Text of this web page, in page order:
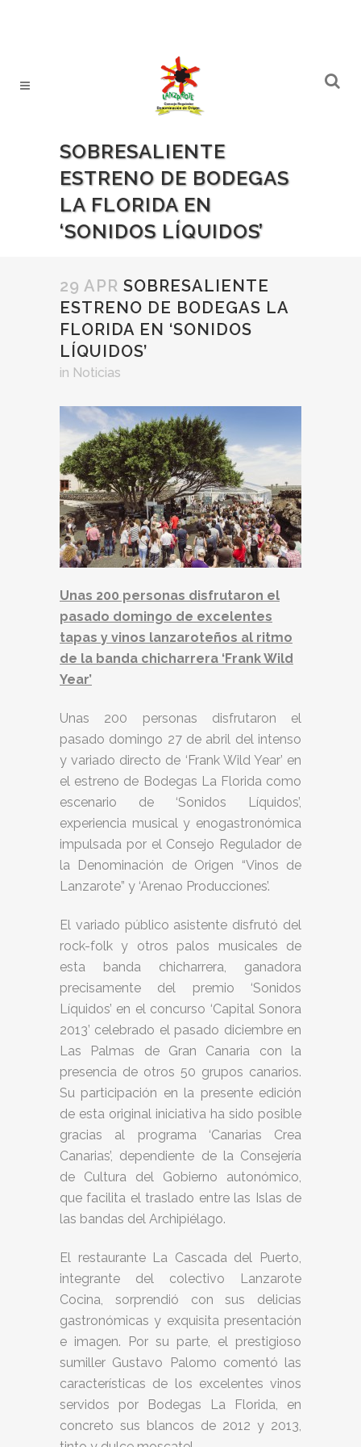
SOBRESALIENTE
ESTRENO DE BODEGAS
LA FLORIDA EN
‘SONIDOS LÍQUIDOS’
29 APR SOBRESALIENTE
ESTRENO DE BODEGAS LA
FLORIDA EN ‘SONIDOS
LÍQUIDOS’
in Noticias
Unas 200 personas disfrutaron el
pasado domingo de excelentes
tapas y vinos lanzaroteños al ritmo
de la banda chicharrera ‘Frank Wild
Year’
Unas 200 personas disfrutaron el
pasado domingo 27 de abril del intenso
y variado directo de ‘Frank Wild Year’ en
el estreno de Bodegas La Florida como
escenario de ‘Sonidos Líquidos’,
experiencia musical y enogastronómica
impulsada por el Consejo Regulador de
la Denominación de Origen “Vinos de
Lanzarote” y ‘Arenao Producciones’.
El variado público asistente disfrutó del
rock-folk y otros palos musicales de
esta banda chicharrera, ganadora
precisamente del premio ‘Sonidos
Líquidos’ en el concurso ‘Capital Sonora
2013’ celebrado el pasado diciembre en
Las Palmas de Gran Canaria con la
presencia de otros 50 grupos canarios.
Su participación en la presente edición
de esta original iniciativa ha sido posible
gracias al programa ‘Canarias Crea
Canarias’, dependiente de la Consejería
de Cultura del Gobierno autonómico,
que facilita el traslado entre las Islas de
las bandas del Archipiélago.
El restaurante La Cascada del Puerto,
integrante del colectivo Lanzarote
Cocina, sorprendió con sus delicias
gastronómicas y exquisita presentación
e imagen. Por su parte, el prestigioso
sumiller Gustavo Palomo comentó las
características de los excelentes vinos
servidos por Bodegas La Florida, en
concreto sus blancos de 2012 y 2013,